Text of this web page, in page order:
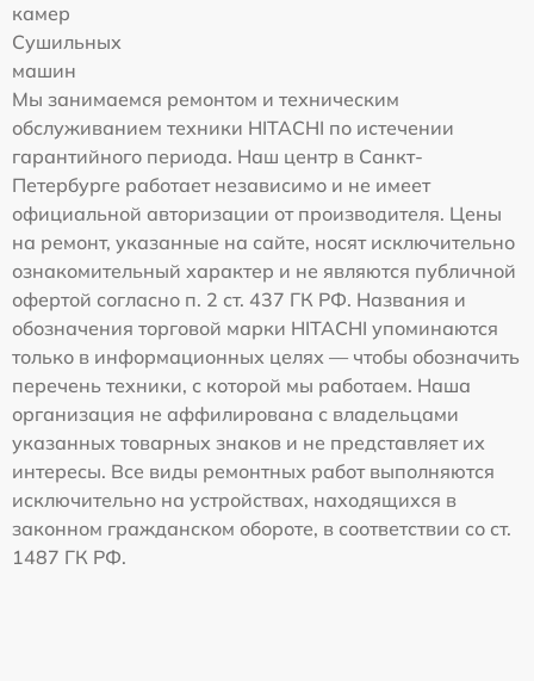
камер
Сушильных
машин
Мы занимаемся ремонтом и техническим
обслуживанием техники HITACHI по истечении
гарантийного периода. Наш центр в Санкт-
Петербурге работает независимо и не имеет
официальной авторизации от производителя. Цены
на ремонт, указанные на сайте, носят исключительно
ознакомительный характер и не являются публичной
офертой согласно п. 2 ст. 437 ГК РФ. Названия и
обозначения торговой марки HITACHI упоминаются
только в информационных целях — чтобы обозначить
перечень техники, с которой мы работаем. Наша
организация не аффилирована с владельцами
указанных товарных знаков и не представляет их
интересы. Все виды ремонтных работ выполняются
исключительно на устройствах, находящихся в
законном гражданском обороте, в соответствии со ст.
1487 ГК РФ.